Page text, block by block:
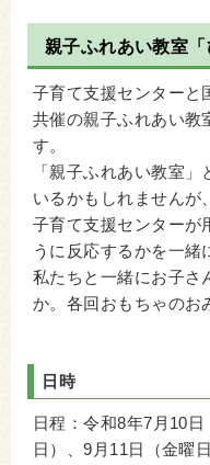
親子ふれあい教室「
子育て支援センターと
共催の親子ふれあい教
す。
「親子ふれあい教室
いるかもしれませんが
子育て支援センターが
うに反応するかを一緒
私たちと一緒にお子さ
か。各回おもちゃのお
日時
日程：令和8年7月10
日）、9月11日（金曜